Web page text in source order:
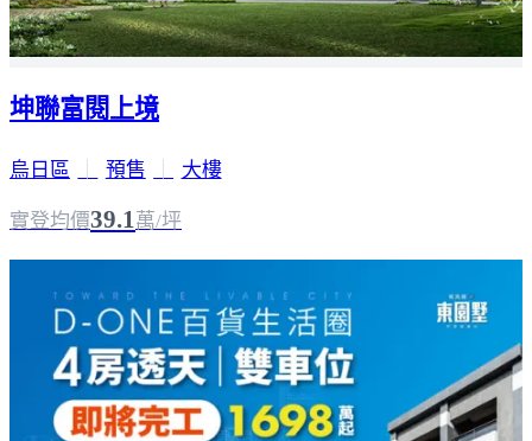
坤聯富閱上境
烏日區 預售 大樓
實登均價39.1萬/坪